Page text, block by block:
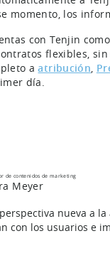
momento, los
con Tenjin
flexibles,
aatribución,
día.
de contenidos de marketing
Meyer
nueva a
con los usuarios e